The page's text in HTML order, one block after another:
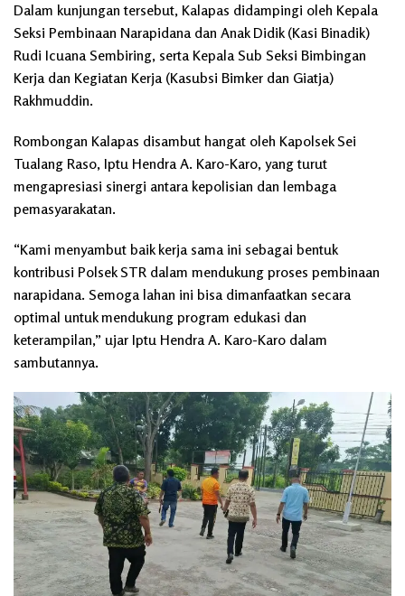
Dalam kunjungan tersebut, Kalapas didampingi oleh Kepala
Seksi Pembinaan Narapidana dan Anak Didik (Kasi Binadik)
Rudi Icuana Sembiring, serta Kepala Sub Seksi Bimbingan
Kerja dan Kegiatan Kerja (Kasubsi Bimker dan Giatja)
Rakhmuddin.
Rombongan Kalapas disambut hangat oleh Kapolsek Sei
Tualang Raso, Iptu Hendra A. Karo-Karo, yang turut
mengapresiasi sinergi antara kepolisian dan lembaga
pemasyarakatan.
“Kami menyambut baik kerja sama ini sebagai bentuk
kontribusi Polsek STR dalam mendukung proses pembinaan
narapidana. Semoga lahan ini bisa dimanfaatkan secara
optimal untuk mendukung program edukasi dan
keterampilan,” ujar Iptu Hendra A. Karo-Karo dalam
sambutannya.